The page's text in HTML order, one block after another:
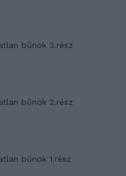
bűnök 3.rész
bűnök 2.rész
bűnök 1.rész